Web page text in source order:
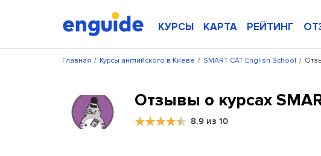
КУРСЫ КАРТА РЕЙТИНГ
/
Главная /
Курсы английского в Киеве /
SMART CAT English School
Отзывы о курсах
8.9 из 10